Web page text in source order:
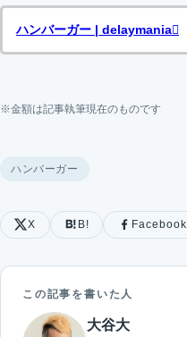
ハンバーガー | delaymania
※金額は記事執筆現在のものです
ハンバーガー
X B! Facebook
この記事を書いた人
大谷大